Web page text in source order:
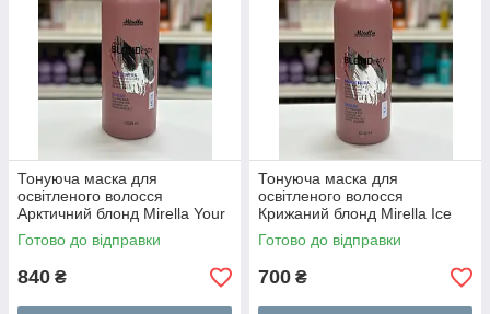
Тонуюча маска для
освітленого волосся
Арктичний блонд Mirella Your
BLONDesty Arctic Mask 1000
мл
Готово до відправки
840 ₴
Тонуюча маска для
освітленого волосся
Крижаний блонд Mirella Ice
Your BLONDesty Mask 1000
мл
Готово до відправки
700 ₴